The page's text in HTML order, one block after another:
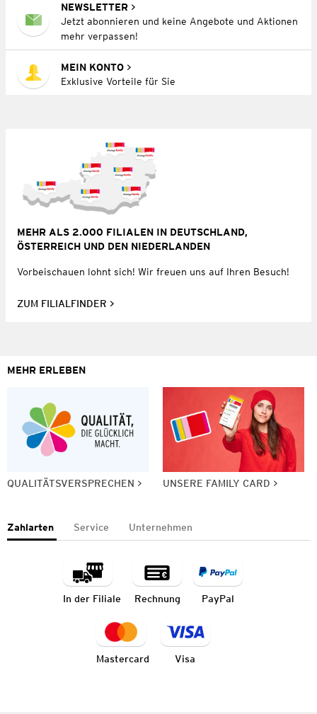
NEWSLETTER
Jetzt abonnieren und keine Angebote und Aktionen
mehr verpassen!
MEIN KONTO
Exklusive Vorteile für Sie
MEHR ALS 2.000 FILIALEN IN DEUTSCHLAND,
ÖSTERREICH UND DEN NIEDERLANDEN
Vorbeischauen lohnt sich! Wir freuen uns auf Ihren Besuch!
ZUM FILIALFINDER
MEHR ERLEBEN
QUALITÄTSVERSPRECHEN UNSERE FAMILY CARD
Zahlarten Service Unternehmen
In der Filiale Rechnung PayPal
Mastercard Visa